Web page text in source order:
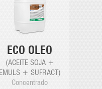
ECO OLEO
(ACEITE SOJA +
EMULS + SUFRACT)
Concentrado